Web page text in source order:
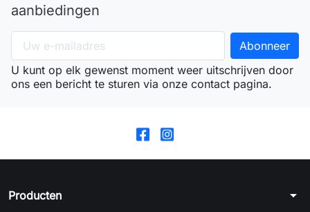
aanbiedingen
U kunt op elk gewenst moment weer uitschrijven door
ons een bericht te sturen via onze contact pagina.
Producten arrow_drop_down